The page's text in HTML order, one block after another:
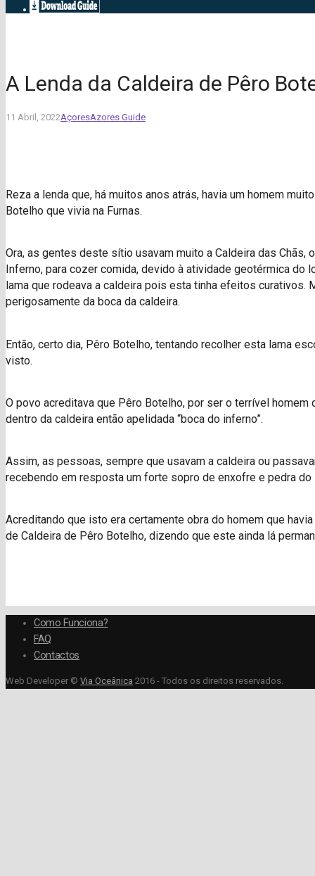
A Lenda da Caldeira de Pêro
11 Abril, 2022AçoresAzores Guide
Reza a lenda que, há muitos anos atrás, havia um homem
Botelho que vivia na Furnas.
Ora, as gentes deste sítio usavam muito a Caldeira das Chãs,
Inferno, para cozer comida, devido à atividade geotérmica do
lama que rodeava a caldeira pois esta tinha efeitos curativos.
perigosamente da boca da caldeira.
Então, certo dia, Pêro Botelho, tentando recolher esta lama
visto.
O povo acreditava que Pêro Botelho, por ser o terrível
dentro da caldeira então apelidada “boca do inferno”.
Assim, as pessoas, sempre que usavam a caldeira ou
recebendo em resposta um forte sopro de enxofre e pedra do
Acreditando que isto era certamente obra do homem que
de Caldeira de Pêro Botelho, dizendo que este ainda lá
Como Funciona?
FAQ
Contactos
Web Developer © Via Oceânica 2016 - Todos os direitos reservados.